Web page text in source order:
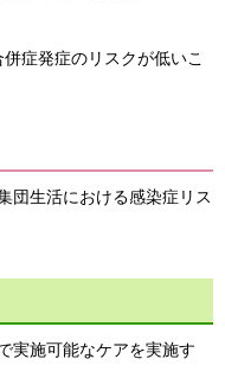
症発症のリスクが低いこ
団生活における感染症リス
実施可能なケアを実施す